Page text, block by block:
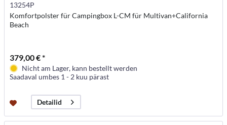
13254P
Komfortpolster für Campingbox L-CM für Multivan+California
Beach
379,00 € *
Nicht am Lager, kann bestellt werden
Saadaval umbes 1 - 2 kuu pärast
Detailid